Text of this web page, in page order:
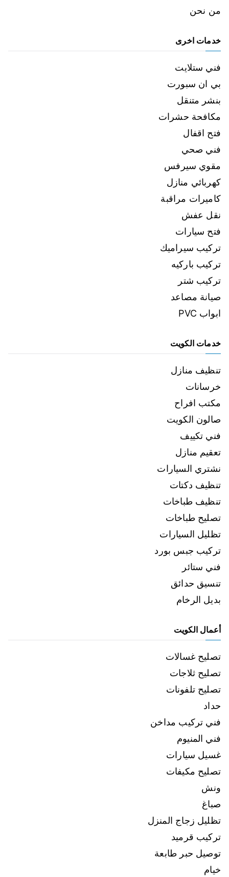
من نحن
خدمات اخرى
فني ستلايت
بي ان سبورت
بنشر متنقل
مكافحة حشرات
فتح اقفال
فني صحي
مقوي سيرفس
كهربائي منازل
كاميرات مراقبة
نقل عفش
فتح سيارات
تركيب سيراميك
تركيب باركيه
تركيب شتر
صيانة مصاعد
ابواب PVC
خدمات الكويت
تنظيف منازل
خرسانات
مكتب افراح
صالون الكويت
فني تكييف
تعقيم منازل
نشتري السيارات
تنظيف دكتات
تنظيف طباخات
تصليح طباخات
تظليل السيارات
تركيب جبس بورد
فني ستائر
تنسيق حدائق
بديل الرخام
أعمال الكويت
تصليح غسالات
تصليح ثلاجات
تصليح تلفونات
حداد
فني تركيب مداخن
فني المنيوم
غسيل سيارات
تصليح مكيفات
ونش
صباغ
تظليل زجاج المنزل
تركيب قرميد
توصيل حبر طابعة
خيام